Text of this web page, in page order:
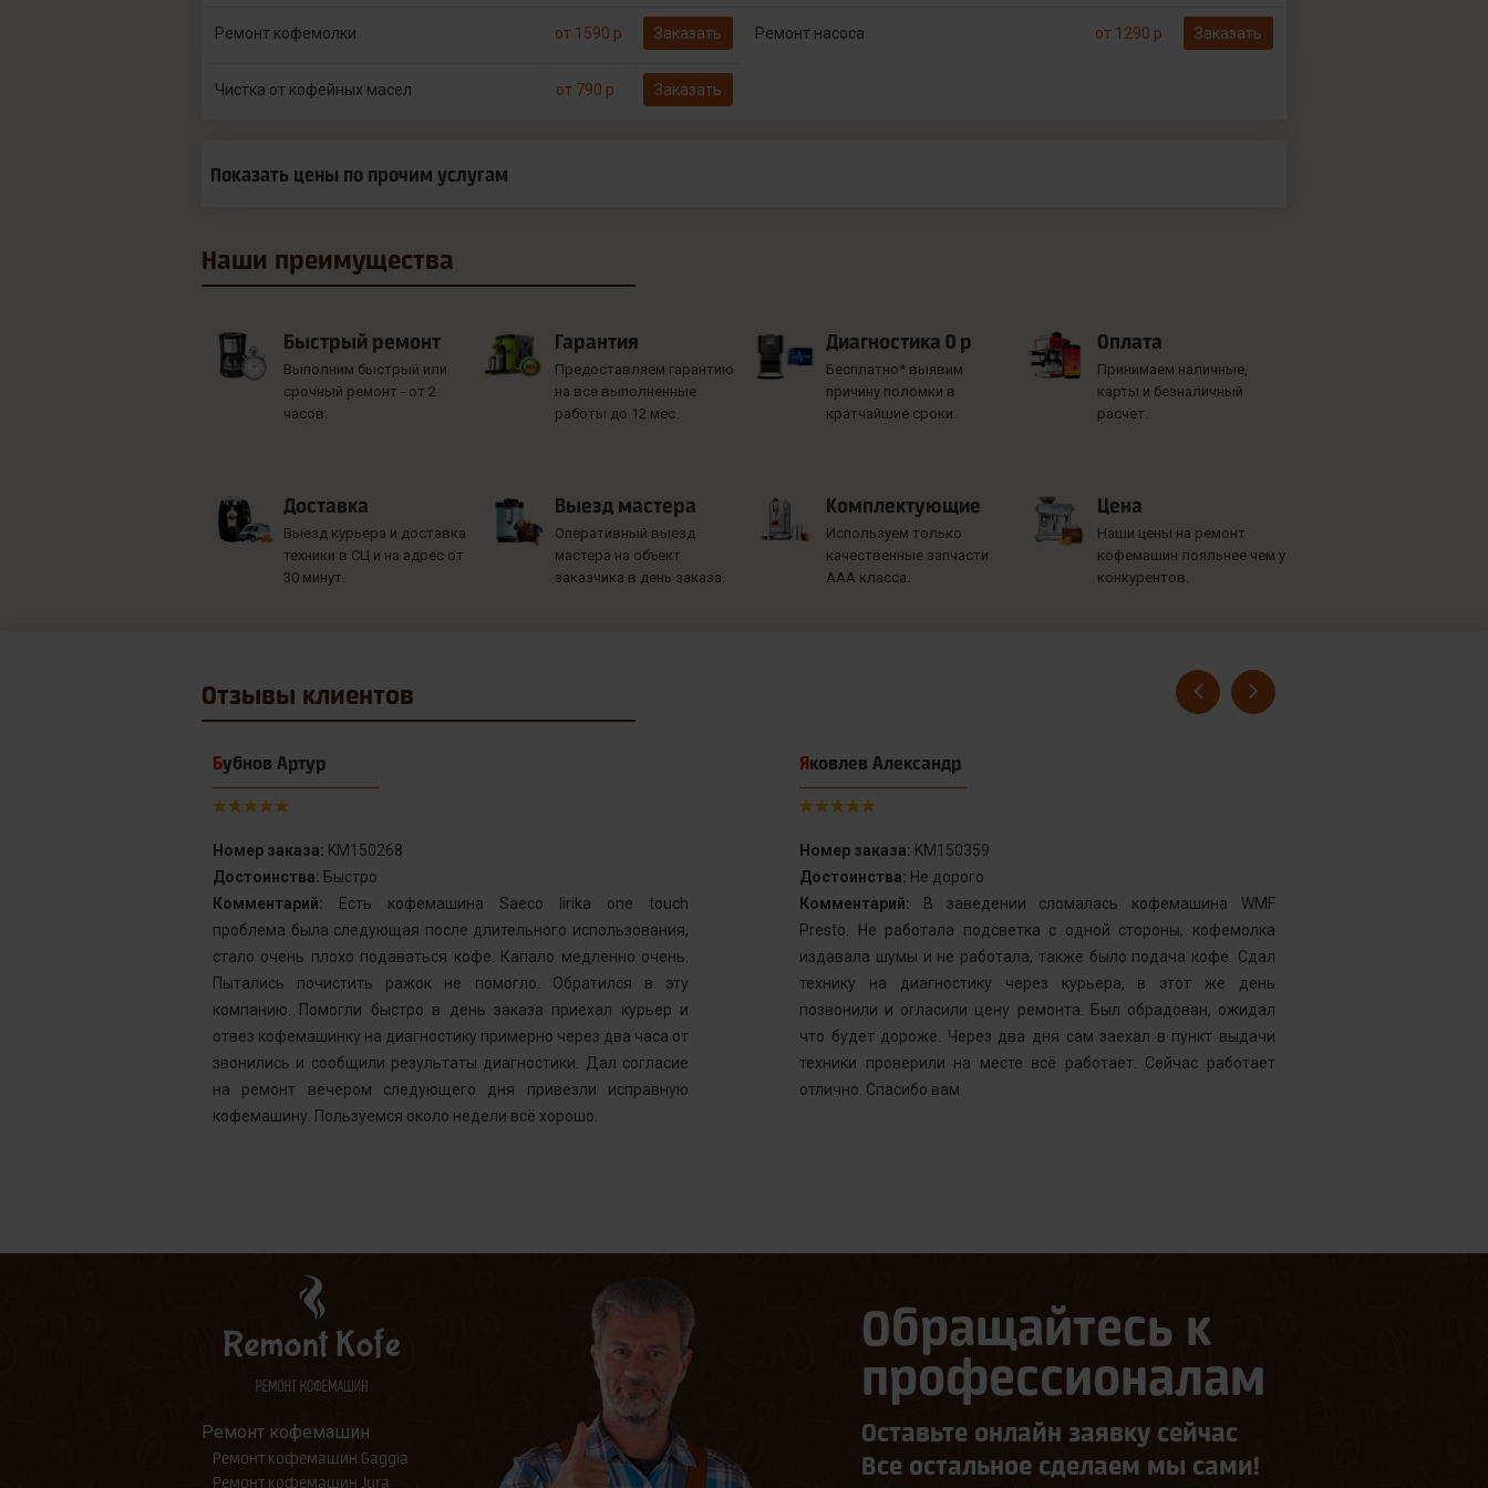
Ремонт кофемолки от 1590 р Заказать Ремонт насоса от 1290 р Заказать
Чистка от кофейных масел от 790 р Заказать
Показать цены по прочим услугам
Наши преимущества
Быстрый ремонт
Выполним быстрый или
срочный ремонт - от 2
часов.
Гарантия
Предоставляем гарантию
на все выполненные
работы до 12 мес.
Диагностика 0 р
Бесплатно* выявим
причину поломки в
кратчайшие сроки.
Оплата
Принимаем наличные,
карты и безналичный
расчет.
Доставка
Выезд курьера и доставка
техники в СЦ и на адрес от
30 минут.
Выезд мастера
Оперативный выезд
мастера на объект
заказчика в день заказа.
Комплектующие
Используем только
качественные запчасти
ААА класса.
Цена
Наши цены на ремонт
кофемашин лояльнее чем у
конкурентов.
Отзывы клиентов
Бубнов Артур
Номер заказа: KM150268
Достоинства: Быстро
Комментарий: Есть кофемашина Saeco lirika one touch
проблема была следующая после длительного использования,
стало очень плохо подаваться кофе. Капало медленно очень.
Пытались почистить ражок не помогло. Обратился в эту
компанию. Помогли быстро в день заказа приехал курьер и
отвез кофемашинку на диагностику примерно через два часа от
звонились и сообщили результаты диагностики. Дал согласие
на ремонт вечером следующего дня привезли исправную
кофемашину. Пользуемся около недели всё хорошо.
Яковлев Александр
Номер заказа: KM150359
Достоинства: Не дорого
Комментарий: В заведении сломалась кофемашина WMF
Presto. Не работала подсветка с одной стороны, кофемолка
издавала шумы и не работала, также было подача кофе. Сдал
технику на диагностику через курьера, в этот же день
позвонили и огласили цену ремонта. Был обрадован, ожидал
что будет дороже. Через два дня сам заехал в пункт выдачи
техники проверили на месте всё работает. Сейчас работает
отлично. Спасибо вам.
Обращайтесь к
профессионалам
Оставьте онлайн заявку сейчас
Все остальное сделаем мы сами!
Ремонт кофемашин
Ремонт кофемашин Gaggia
Ремонт кофемашин Jura